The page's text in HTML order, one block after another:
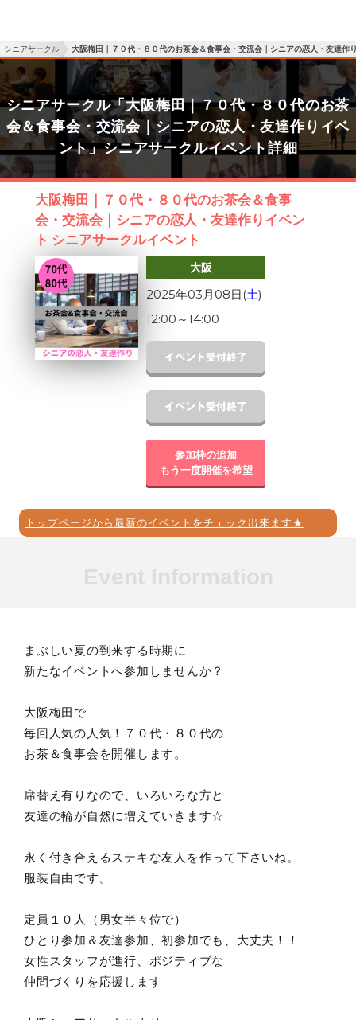
シニアサークル 大阪梅田｜７０代・８０代のお茶会＆食事会・交流会｜シニアの恋人・友達作
シニアサークル「大阪梅田｜７０代・８０代のお茶
会＆食事会・交流会｜シニアの恋人・友達作りイベ
ント」シニアサークルイベント詳細
大阪梅田｜７０代・８０代のお茶会＆食事
会・交流会｜シニアの恋人・友達作りイベン
ト シニアサークルイベント
大阪
2025年03月08日(土)
12:00 ～14:00
参加枠の追加
もう一度開催を希望
トップページから最新のイベントをチェック出来ます★
まぶしい夏の到来する時期に
新たなイベントへ参加しませんか？
大阪梅田で
毎回人気の人気！７０代・８０代の
お茶＆食事会を開催します。
席替え有りなので、いろいろな方と
友達の輪が自然に増えていきます☆
永く付き合えるステキな友人を作って下さいね。
服装自由です。
定員１０人（男女半々位で）
ひとり参加＆友達参加、初参加でも、大丈夫！！
女性スタッフが進行、ポジティブな
仲間づくりを応援します